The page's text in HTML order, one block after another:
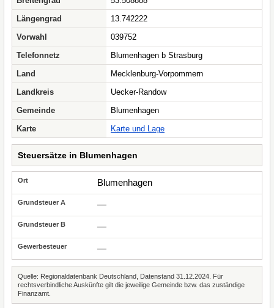
Längengrad
13.742222
Vorwahl
039752
Telefonnetz
Blumenhagen b Strasburg
Land
Mecklenburg-Vorpommern
Landkreis
Uecker-Randow
Gemeinde
Blumenhagen
Karte
Karte und Lage
Steuersätze in Blumenhagen
Blumenhagen
—
—
—
Quelle: Regionaldatenbank Deutschland, Datenstand 31.12.2024. Für
rechtsverbindliche Auskünfte gilt die jeweilige Gemeinde bzw. das zuständige
Finanzamt.